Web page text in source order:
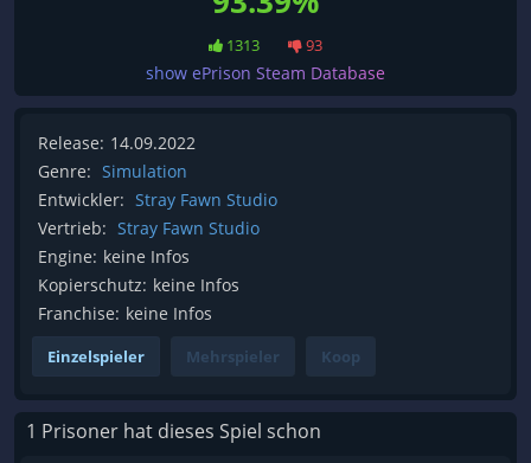
1313 93
show ePrison Steam Database
Release: 14.09.2022
Genre: Simulation
Entwickler: Stray Fawn Studio
Vertrieb: Stray Fawn Studio
Engine: keine Infos
Kopierschutz: keine Infos
Franchise: keine Infos
Einzelspieler Mehrspieler Koop
1 Prisoner hat dieses Spiel schon